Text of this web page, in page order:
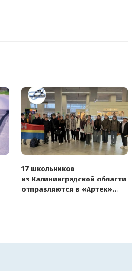
17 школьников
из Калининградской области
отправляются в «Артек»